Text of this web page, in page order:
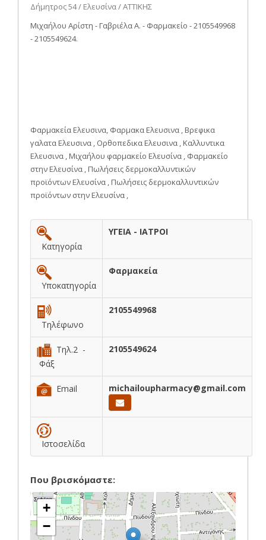
Δήμητρος 54 / Ελευσίνα / ΑΤΤΙΚΗΣ
Μιχαήλου Αρίστη - Γαβριέλα Α. - Φαρμακείο - 2105549968
- 2105549624.
Φαρμακεία Ελευσινα, Φαρμακα Ελευσινα , Βρεφικα
γαλατα Ελευσινα , Ορθοπεδικα Ελευσινα , Καλλυντικα
Ελευσινα , Μιχαήλου φαρμακείο Ελευσίνα , Φαρμακείο
στην Ελευσίνα , Πωλήσεις δερμοκαλλυντικών
προϊόντων Ελευσίνα , Πωλήσεις δερμοκαλλυντικών
προϊόντων στην Ελευσίνα ,
Κατηγορία
ΥΓΕΙΑ - ΙΑΤΡΟΙ
Υποκατηγορία
Φαρμακεία
Τηλέφωνο
2105549968
Τηλ.2 -
Φάξ
2105549624
Email michailoupharmacy@gmail.com
Ιστοσελίδα
Που βρισκόμαστε:
+
−